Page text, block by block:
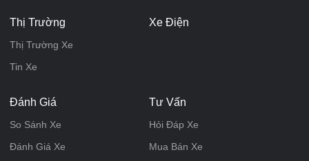
Thị Trường
Thị Trường Xe
Tin Xe
Xe Điện
Đánh Giá
So Sánh Xe
Đánh Giá Xe
Tư Vấn
Hỏi Đáp Xe
Mua Bán Xe